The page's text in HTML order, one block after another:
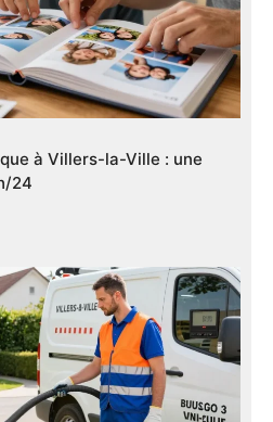
à Villers-la-Ville : une
24